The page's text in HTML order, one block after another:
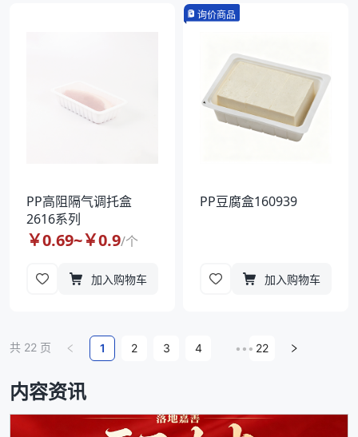
PP高阻隔气调托盒
2616系列
￥0.69~￥0.9/个
加入购物车
询价商品
PP豆腐盒160939
加入购物车
共 22 页 1 2 3 4 ••• 22
内容资讯